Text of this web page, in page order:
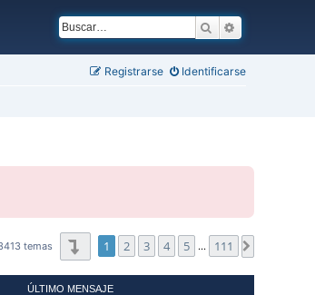
Buscar
Identificarse
Registrarse
temas Página1 de 111
1 2 3 4 5 … 111
ÚLTIMO MENSAJE